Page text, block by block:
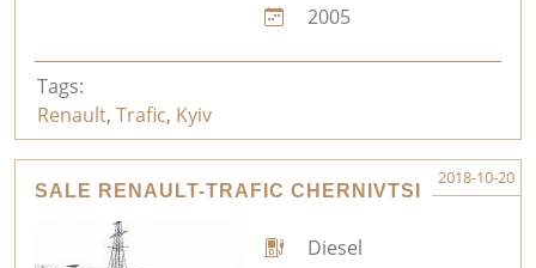
2005
Tags:
Renault, Trafic, Kyiv
SALE RENAULT-TRAFIC CHERNIVTSI
2018-10-20
Diesel